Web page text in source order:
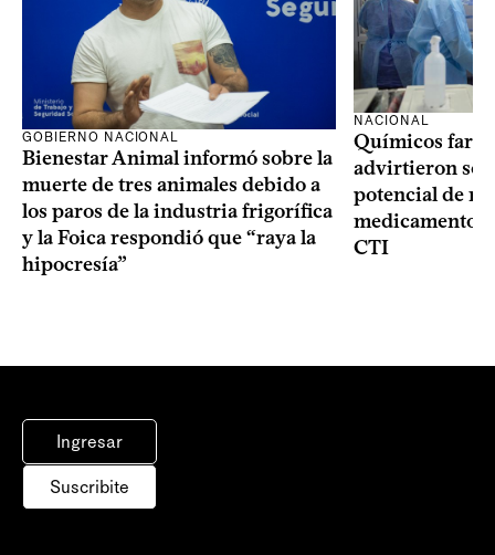
GOBIERNO NACIONAL
Bienestar Animal informó sobre la
muerte de tres animales debido a
los paros de la industria frigorífica
y la Foica respondió que “raya la
hipocresía”
NACIONAL
Químicos
advirtieron
potencial de
medicamentos
CTI
Ingresar
Suscribite